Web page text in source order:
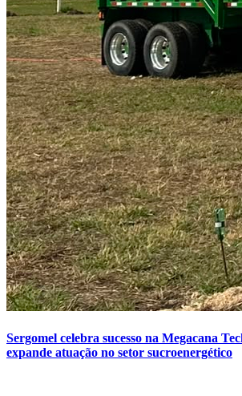
Sergomel celebra sucesso na Megacana
expande atuação no setor sucroenergético